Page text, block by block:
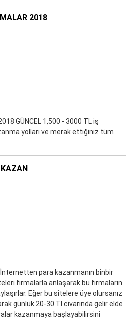
2018
GÜNCEL 1,500 - 3000 TL iş
yolları ve merak ettiğiniz tüm
KAZAN
para kazanmanın binbir
firmalarla anlaşarak bu firmaların
Eğer bu sitelere üye olursanız
günlük 20-30 Tl civarında gelir elde
kazanmaya başlayabilirsini